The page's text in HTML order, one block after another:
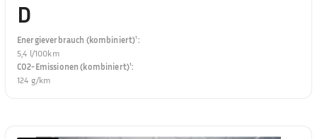
D
Energieverbrauch (kombiniert)¹:
5,4 l/100km
CO2-Emissionen (kombiniert)¹:
124 g/km